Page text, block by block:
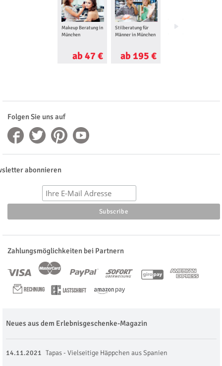
Makeup Beratung in
München
ab 47 €
Stilberatung für
Männer in München
ab 195 €
Personal Shopper in
Folgen Sie uns auf
abonnieren
Zahlungsmöglichkeiten bei Partnern
Neues aus dem Erlebnisgeschenke-Magazin
14.11.2021 Tapas - Vielseitige Häppchen aus Spanien